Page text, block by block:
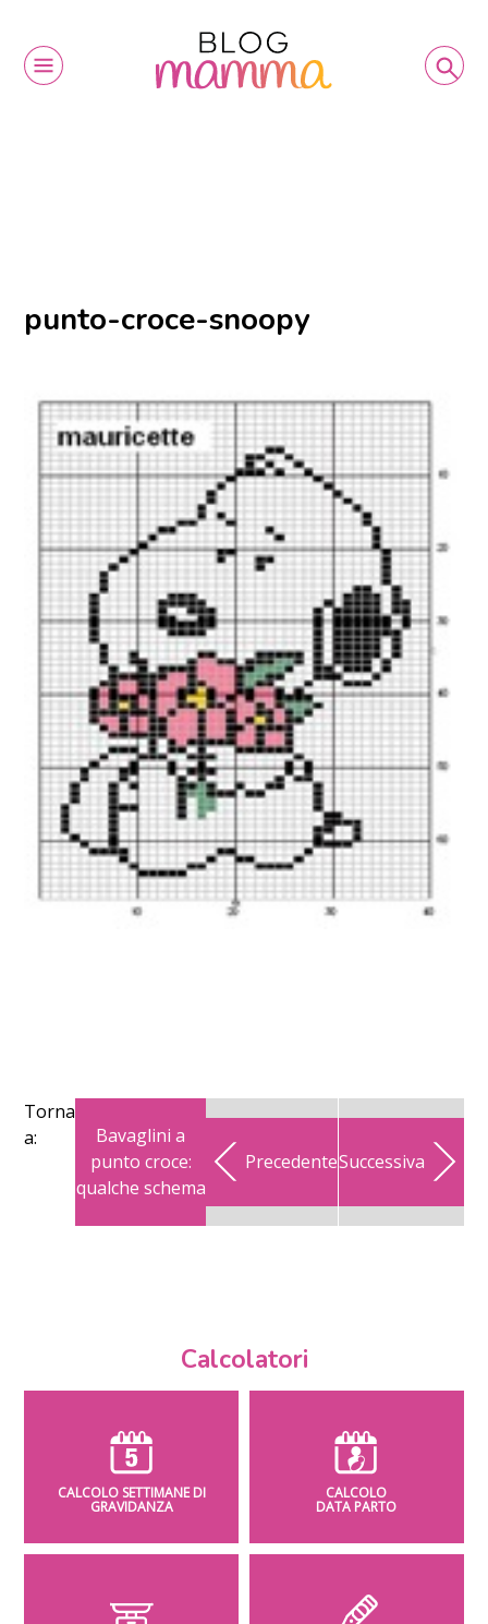
punto-croce-snoopy
Torna
a:
Bavaglini a
punto croce:
qualche schema
PrecedenteSuccessiva
Calcolatori
CALCOLO SETTIMANE DI
GRAVIDANZA
CALCOLO
DATA PARTO